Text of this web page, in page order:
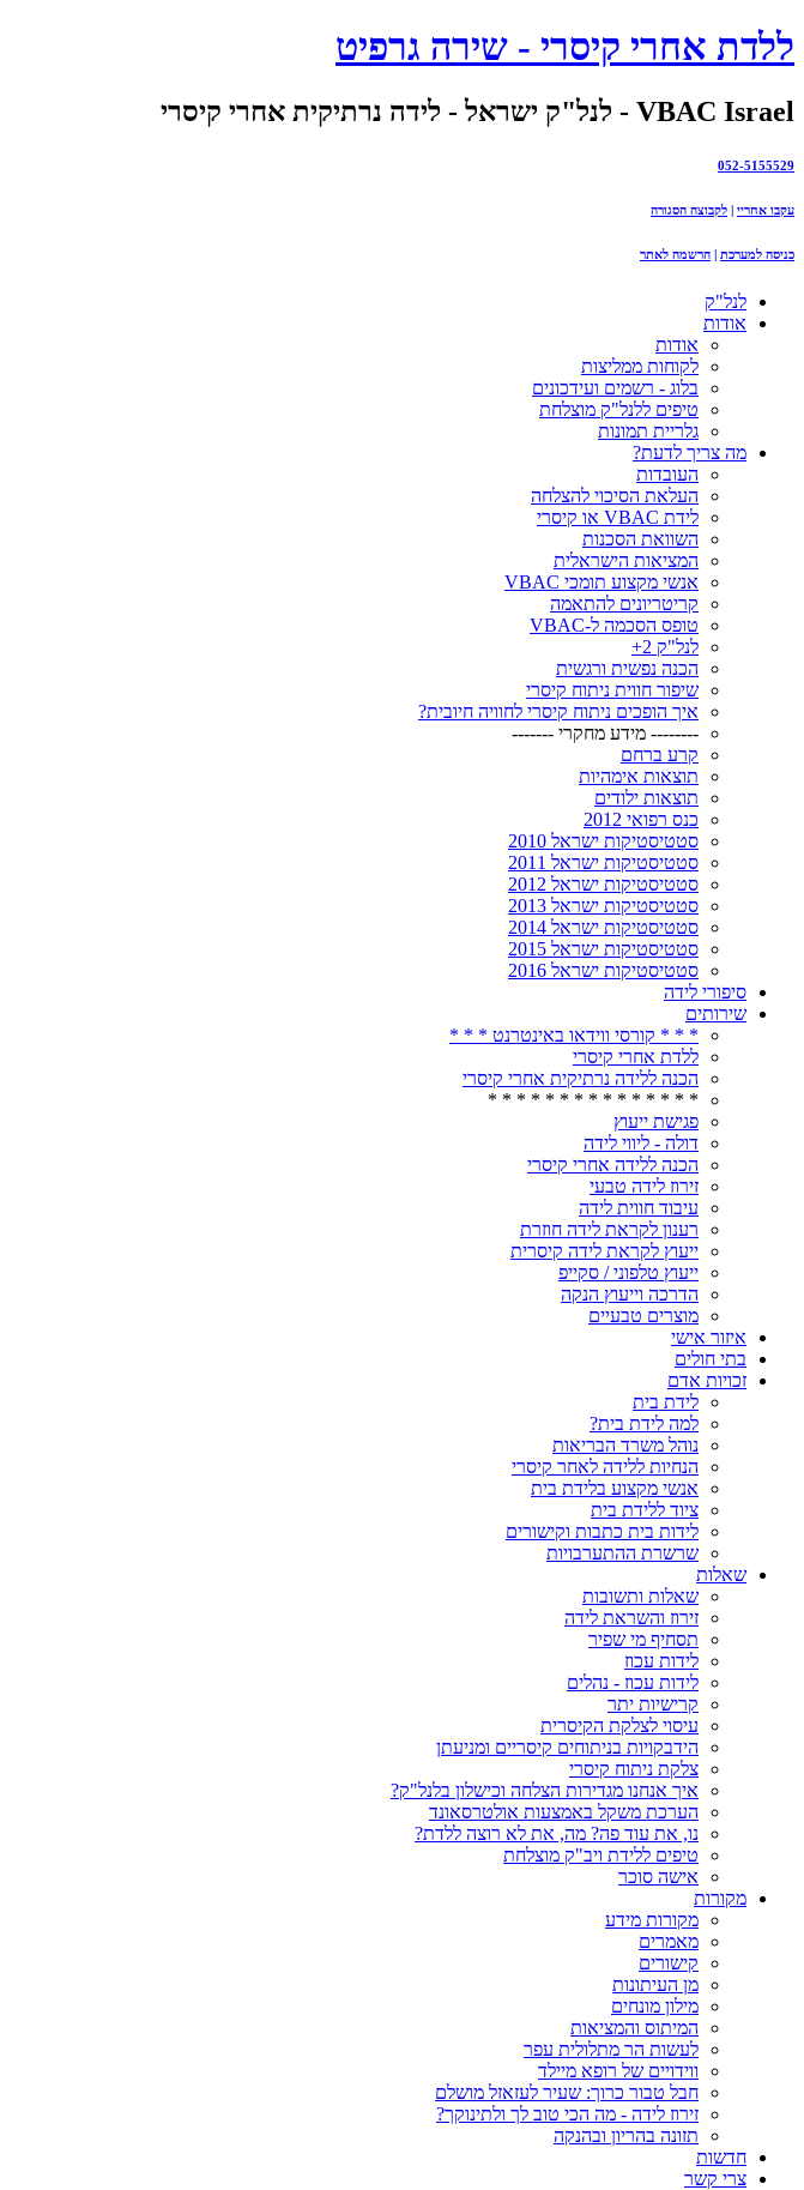
ללדת אחרי קיסרי - שירה גרפיט
VBAC Israel - לנל"ק ישראל - לידה נרתיקית אחרי קיסרי
052-5155529
עקבו אחריי | לקבוצה הסגורה
כניסה למערכת | הרשמה לאתר
לנל"ק
אודות
אודות
לקוחות ממליצות
בלוג - רשמים ועידכונים
טיפים ללנל"ק מוצלחת
גלריית תמונות
מה צריך לדעת?
העובדות
העלאת הסיכוי להצלחה
לידת VBAC או קיסרי
השוואת הסכנות
המציאות הישראלית
אנשי מקצוע תומכי VBAC
קריטריונים להתאמה
טופס הסכמה ל-VBAC
לנל"ק 2+
הכנה נפשית ורגשית
שיפור חווית ניתוח קיסרי
איך הופכים ניתוח קיסרי לחוויה חיובית?
-------- מידע מחקרי -------
קרע ברחם
תוצאות אימהיות
תוצאות ילודים
כנס רפואי 2012
סטטיסטיקות ישראל 2010
סטטיסטיקות ישראל 2011
סטטיסטיקות ישראל 2012
סטטיסטיקות ישראל 2013
סטטיסטיקות ישראל 2014
סטטיסטיקות ישראל 2015
סטטיסטיקות ישראל 2016
סיפורי לידה
שירותים
* * * קורסי ווידאו באינטרנט * * *
ללדת אחרי קיסרי
הכנה ללידה נרתיקית אחרי קיסרי
* * * * * * * * * * * * * * *
פגישת ייעוץ
דולה - ליווי לידה
הכנה ללידה אחרי קיסרי
זירוז לידה טבעי
עיבוד חווית לידה
רענון לקראת לידה חוזרת
ייעוץ לקראת לידה קיסרית
ייעוץ טלפוני / סקייפ
הדרכה וייעוץ הנקה
מוצרים טבעיים
איזור אישי
בתי חולים
זכויות אדם
לידת בית
למה לידת בית?
נוהל משרד הבריאות
הנחיות ללידה לאחר קיסרי
אנשי מקצוע בלידת בית
ציוד ללידת בית
לידות בית כתבות וקישורים
שרשרת ההתערבויות
שאלות
שאלות ותשובות
זירוז והשראת לידה
תסחיף מי שפיר
לידות עכוז
לידות עכוז - נהלים
קרישיות יתר
עיסוי לצלקת הקיסרית
הידבקויות בניתוחים קיסריים ומניעתן
צלקת ניתוח קיסרי
איך אנחנו מגדירות הצלחה וכישלון בלנל"ק?
הערכת משקל באמצעות אולטרסאונד
נו, את עוד פה? מה, את לא רוצה ללדת?
טיפים ללידת ויב"ק מוצלחת
אישה סוכר
מקורות
מקורות מידע
מאמרים
קישורים
מן העיתונות
מילון מונחים
המיתוס והמציאות
לעשות הר מתלולית עפר
ווידויים של רופא מיילד
חבל טבור כרוך: שעיר לעזאזל מושלם
זירוז לידה - מה הכי טוב לך ולתינוקך?
תזונה בהריון ובהנקה
חדשות
צרי קשר